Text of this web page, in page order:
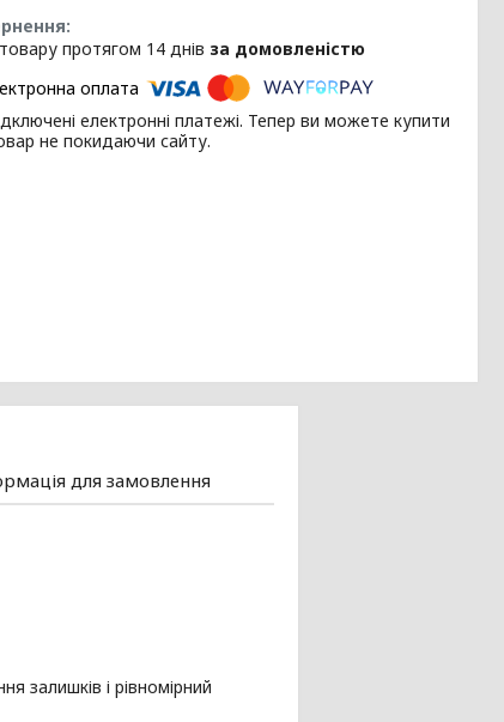
протягом 14 днів за домовленістю
електронні платежі. Тепер ви можете купити
не покидаючи сайту.
для замовлення
залишків і рівномірний